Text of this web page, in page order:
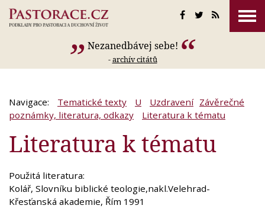
Nezanedbávej sebe!
-archív citátů
Navigace: Tematické texty U Uzdravení Závěrečné
poznámky, literatura, odkazy
Literatura k tématu
Literatura k tématu
Použitá literatura:
Kolář, Slovníku biblické teologie,nakl.Velehrad-
Křesťanská akademie, Řím 1991